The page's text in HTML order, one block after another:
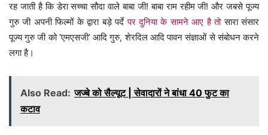
रह जाती है कि डेरा सच्चा सौदा वाले बाबा जी! बाबा राम रहीम जी! और जबसे पूज्य
गुरु जी अपनी फिल्मों के द्वारा बड़े पर्देपर दुनिया के सामने आए है तोसारा संसार
पूज्य गुरु जी को ‘एमएसजी’ आदि गुरु, शेरदिल आदि पावन संज्ञाओं से संबोधन करने
लगा है।
Also Read: जज्बे को सैल्यूट | सेवादारों ने बांधा 40 फुट का
कटाव